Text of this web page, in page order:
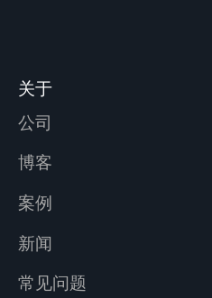
关于
公司
博客
案例
新闻
常见问题